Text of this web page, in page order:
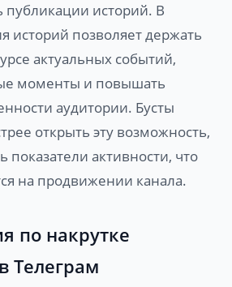
публикации историй. В
историй позволяет держать
актуальных событий,
моменты и повышать
аудитории. Бусты
открыть эту возможность,
показатели активности, что
на продвижении канала.
по накрутке
Телеграм